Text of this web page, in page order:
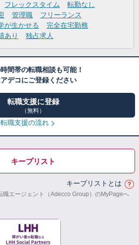
フレックスタイム
転勤なし
管理職
フリーランス
が生かせる
完全在宅勤務
あり 独占求人
間帯の転職相談も可能！
デコにご登録ください
転職支援に登録
（無料）
転職支援の流れ
キープリスト
キープリストとは
職エージェント（Adecco Group）のMyPageへ